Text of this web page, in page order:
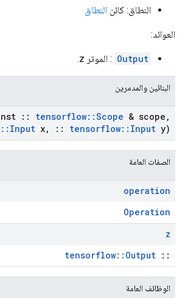
النطاق: كائن النطاق
العوائد:
Output : الموتر z.
البنائين والمدمرين
:: tensorflow::Scope & scope ,
:: Input x, :: tensorflow:: Input y)
الصفات العامة
operation
Operation
z
::
tensorflow::Output
الوظائف العامة